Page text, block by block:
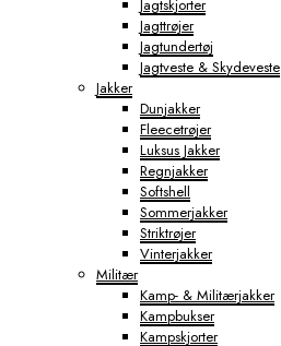
Jagtskjorter
Jagttrøjer
Jagtundertøj
Jagtveste & Skydeveste
Jakker
Dunjakker
Fleecetrøjer
Luksus Jakker
Regnjakker
Softshell
Sommerjakker
Striktrøjer
Vinterjakker
Militær
Kamp- & Militærjakker
Kampbukser
Kampskjorter